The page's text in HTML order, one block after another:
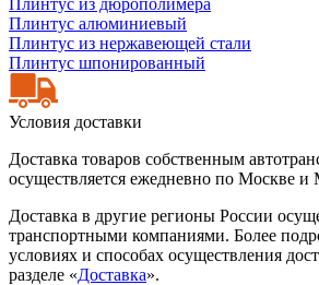
Плинтус алюминиевый
Плинтус из нержавеющей стали
Плинтус шпонированный
Условия доставки
Доставка товаров собственным
осуществляется ежедневно по Москве и
Доставка в другие регионы России
транспортными компаниями. Более
условиях и способах осуществления
разделе «Доставка».